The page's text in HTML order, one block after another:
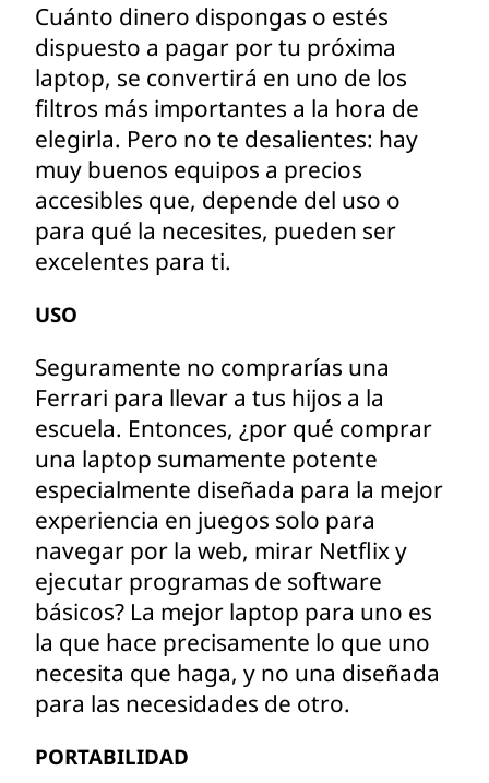
Cuánto dinero dispongas o estés
dispuesto a pagar por tu próxima
laptop, se convertirá en uno de los
filtros más importantes a la hora de
elegirla. Pero no te desalientes: hay
muy buenos equipos a precios
accesibles que, depende del uso o
para qué la necesites, pueden ser
excelentes para ti.
USO
Seguramente no comprarías una
Ferrari para llevar a tus hijos a la
escuela. Entonces, ¿por qué comprar
una laptop sumamente potente
especialmente diseñada para la mejor
experiencia en juegos solo para
navegar por la web, mirar Netflix y
ejecutar programas de software
básicos? La mejor laptop para uno es
la que hace precisamente lo que uno
necesita que haga, y no una diseñada
para las necesidades de otro.
PORTABILIDAD